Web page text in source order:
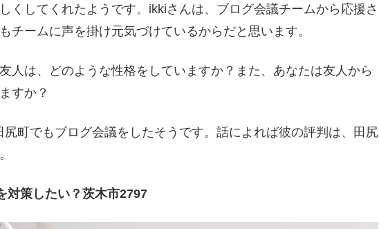
くしてくれたようです。ikkiさんは、ブログ会議チームから応援さ
チームに声を掛け元気づけているからだと思います。
人は、どのような性格をしていますか？また、あなたは友人から
すか？
町でもブログ会議をしたそうです。話によれば彼の評判は、田尻
対策したい？茨木市2797